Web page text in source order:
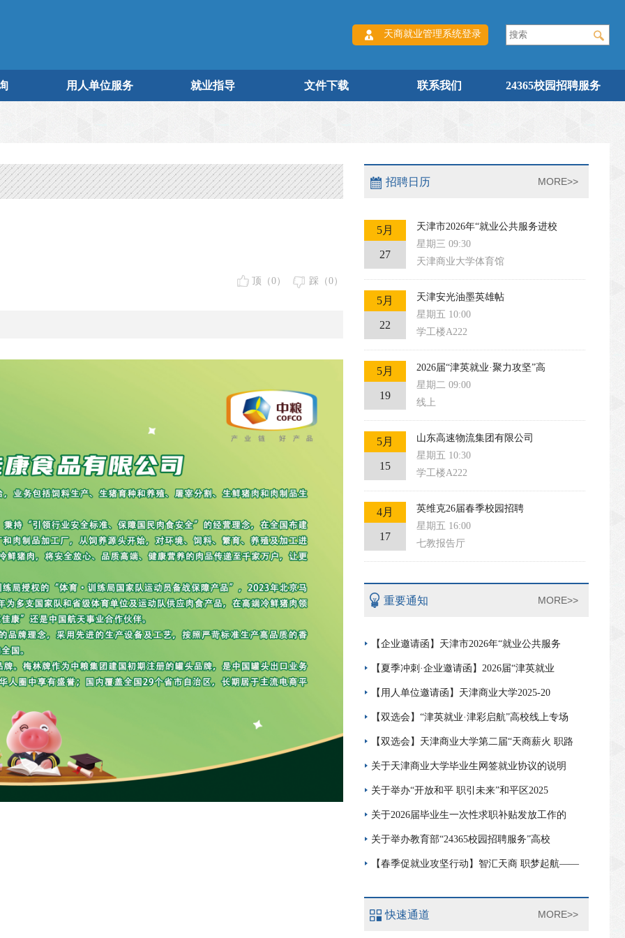
天商就业管理系统登录
用人单位服务 就业指导 文件下载 联系我们 24365校园招聘服务
顶（0） 踩（0）
招聘日历 MORE>>
5月
27
天津市2026年“就业公共服务进校
星期三 09:30
天津商业大学体育馆
5月
22
天津安光油墨英雄帖
星期五 10:00
学工楼A222
5月
19
2026届“津英就业·聚力攻坚”高
星期二 09:00
线上
5月
15
山东高速物流集团有限公司
星期五 10:30
学工楼A222
4月
17
英维克26届春季校园招聘
星期五 16:00
七教报告厅
重要通知 MORE>>
【企业邀请函】天津市2026年“就业公共服务
【夏季冲刺·企业邀请函】2026届“津英就业
【用人单位邀请函】天津商业大学2025-20
【双选会】“津英就业·津彩启航”高校线上专场
【双选会】天津商业大学第二届“天商薪火 职路
关于天津商业大学毕业生网签就业协议的说明
关于举办“开放和平 职引未来”和平区2025
关于2026届毕业生一次性求职补贴发放工作的
关于举办教育部“24365校园招聘服务”高校
【春季促就业攻坚行动】智汇天商 职梦起航——
快速通道 MORE>>